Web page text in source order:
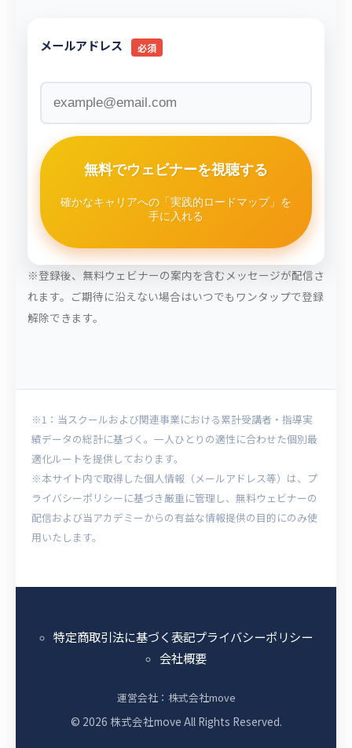
メールアドレス 必須
無料でウェビナーを視聴する
確かなキャリアへの 「実践的ロードマップ」を
手に入れる
※登録後、無料ウェビナーの案内を含むメッセージが配信さ
れます。ご期待に沿えない場合はいつでもワンタップで登録
解除できます。
※1：当スクールおよび関連事業における累計受講者・指導実
績データの総計に基づく。一人ひとりの適性に合わせた個別最
適化ルートを提供しております。
※本サイト内で取得した個人情報（メールアドレス等）は、プ
ライバシーポリシーに基づき厳重に管理し、無料ウェビナーの
配信および当アカデミーからの有益な情報提供の目的にのみ使
用いたします。
特定商取引法に基づく表記プライバシーポリシー
会社概要
運営会社：株式会社move
© 2026 株式会社move All Rights Reserved.